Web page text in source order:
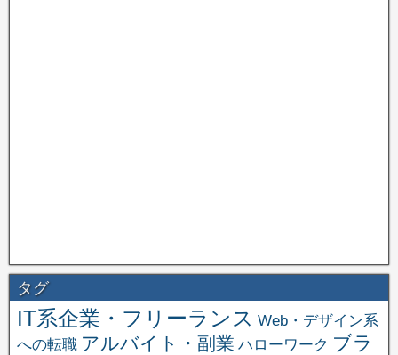
タグ
IT系企業・フリーランス Web・デザイン系
への転職 アルバイト・副業 ハローワーク ブラ